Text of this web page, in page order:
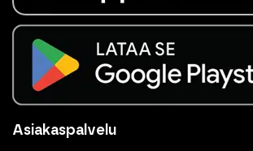
Asiakaspalvelu